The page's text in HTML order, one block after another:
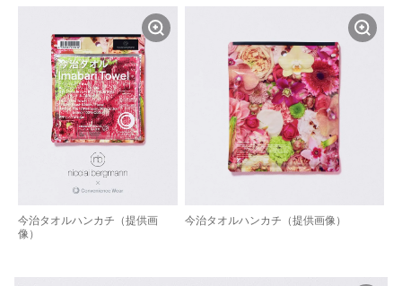
今治タオルハンカチ（提供画
像）
今治タオルハンカチ（提供画像）